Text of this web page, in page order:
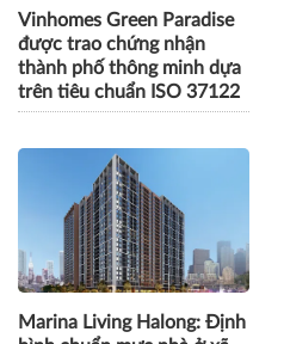
Vinhomes Green Paradise
được trao chứng nhận
thành phố thông minh dựa
trên tiêu chuẩn ISO 37122
Marina Living Halong: Định